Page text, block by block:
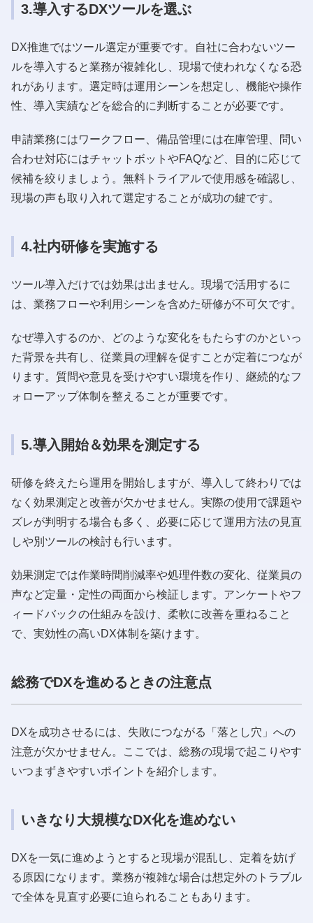
3.導入するDXツールを選ぶ
DX推進ではツール選定が重要です。自社に合わないツー
ルを導入すると業務が複雑化し、現場で使われなくなる恐
れがあります。選定時は運用シーンを想定し、機能や操作
性、導入実績などを総合的に判断することが必要です。
申請業務にはワークフロー、備品管理には在庫管理、問い
合わせ対応にはチャットボットやFAQなど、目的に応じて
候補を絞りましょう。無料トライアルで使用感を確認し、
現場の声も取り入れて選定することが成功の鍵です。
4.社内研修を実施する
ツール導入だけでは効果は出ません。現場で活用するに
は、業務フローや利用シーンを含めた研修が不可欠です。
なぜ導入するのか、どのような変化をもたらすのかといっ
た背景を共有し、従業員の理解を促すことが定着につなが
ります。質問や意見を受けやすい環境を作り、継続的なフ
ォローアップ体制を整えることが重要です。
5.導入開始＆効果を測定する
研修を終えたら運用を開始しますが、導入して終わりでは
なく効果測定と改善が欠かせません。実際の使用で課題や
ズレが判明する場合も多く、必要に応じて運用方法の見直
しや別ツールの検討も行います。
効果測定では作業時間削減率や処理件数の変化、従業員の
声など定量・定性の両面から検証します。アンケートやフ
ィードバックの仕組みを設け、柔軟に改善を重ねること
で、実効性の高いDX体制を築けます。
総務でDXを進めるときの注意点
DXを成功させるには、失敗につながる「落とし穴」への
注意が欠かせません。ここでは、総務の現場で起こりやす
いつまずきやすいポイントを紹介します。
いきなり大規模なDX化を進めない
DXを一気に進めようとすると現場が混乱し、定着を妨げ
る原因になります。業務が複雑な場合は想定外のトラブル
で全体を見直す必要に迫られることもあります。